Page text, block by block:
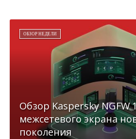
ОБЗОР НЕДЕЛИ
Обзор Kaspersky NGFW
межсетевого экрана
поколения